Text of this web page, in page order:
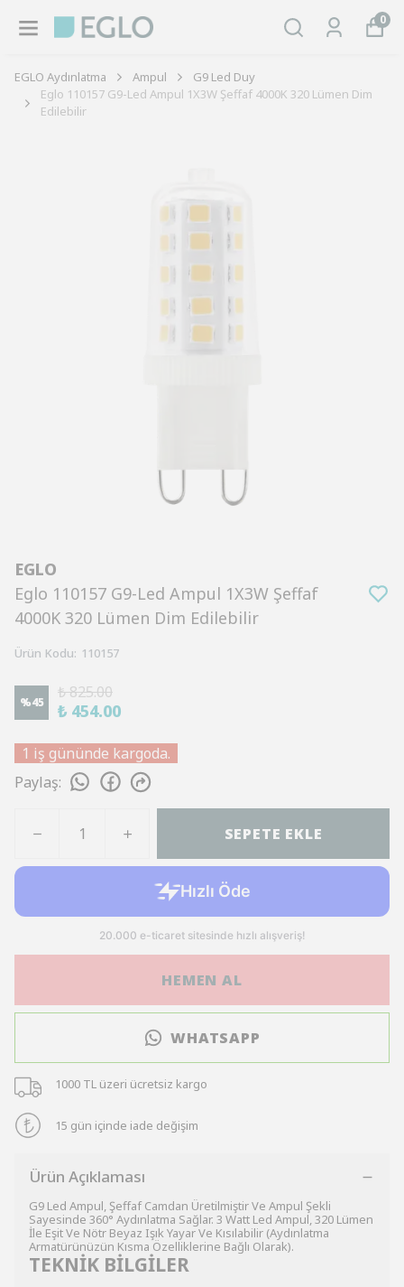
0
EGLO Aydınlatma Ampul
G9 Led Duy
Eglo 110157 G9-Led Ampul 1X3W Şeffaf 4000K 320 Lümen Dim
Edilebilir
EGLO
Eglo 110157 G9-Led Ampul 1X3W Şeffaf
4000K 320 Lümen Dim Edilebilir
Ürün Kodu: 110157
%45
₺ 825.00
₺ 454.00
1 iş gününde kargoda.
Paylaş:
SEPETE EKLE
HEMEN AL
WHATSAPP
1000 TL üzeri ücretsiz kargo
15 gün içinde iade değişim
Ürün Açıklaması
G9 Led Ampul, Şeffaf Camdan Üretilmiştir Ve Ampul Şekli
Sayesinde 360° Aydınlatma Sağlar. 3 Watt Led Ampul, 320 Lümen
İle Eşit Ve Nötr Beyaz Işık Yayar Ve Kısılabilir (Aydınlatma
Armatürünüzün Kısma Özelliklerine Bağlı Olarak).
TEKNİK BİLGİLER